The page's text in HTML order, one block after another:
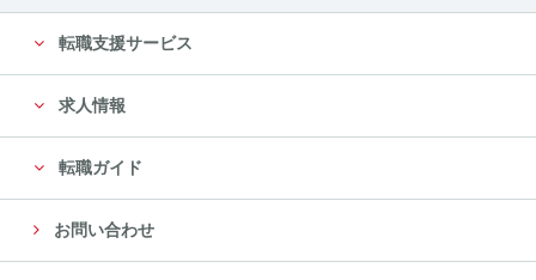
転職支援サービス
求人情報
転職ガイド
お問い合わせ